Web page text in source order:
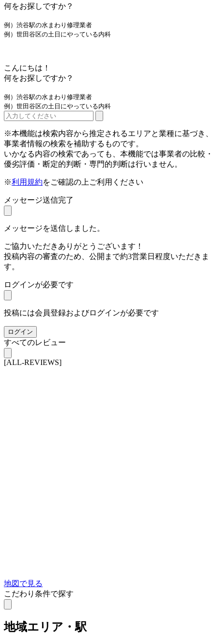
何をお探しですか？
例）渋谷駅の水まわり修理業者
例）世田谷区の土日にやっている内科
こんにちは！
何をお探しですか？
例）渋谷駅の水まわり修理業者
例）世田谷区の土日にやっている内科
※本機能は検索内容から推定されるエリアと業種に基づき、
事業者情報の検索を補助するものです。
いかなる内容の検索であっても、本機能では事業者の比較・
優劣評価・断定的判断・専門的判断は行いません。
※利用規約をご確認の上ご利用ください
メッセージ送信完了
メッセージを送信しました。
ご協力いただきありがとうございます！
投稿内容の審査のため、公開まで約3営業日程度いただきま
す。
ログインが必要です
投稿には会員登録およびログインが必要です
ログイン
すべてのレビュー
[ALL-REVIEWS]
地図で見る
こだわり条件で探す
地域エリア・駅